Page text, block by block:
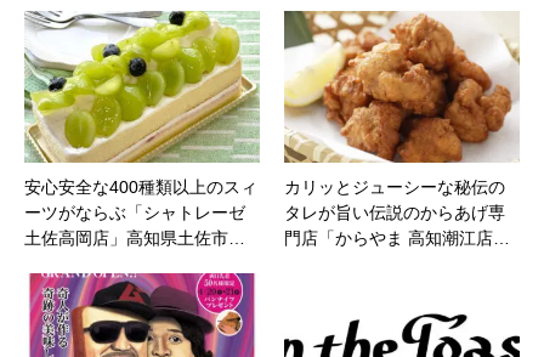
安心安全な400種類以上のスィ
ーツがならぶ「シャトレーゼ
土佐高岡店」高知県土佐市…
カリッとジューシーな秘伝の
タレが旨い伝説のからあげ専
門店「からやま 高知潮江店…